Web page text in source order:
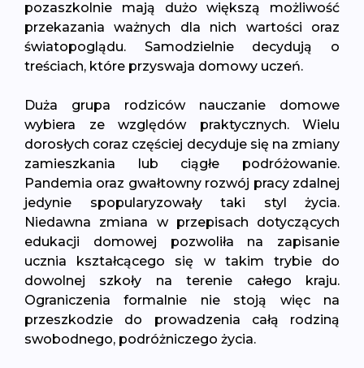
pozaszkolnie mają dużo większą możliwość
przekazania ważnych dla nich wartości oraz
światopoglądu. Samodzielnie decydują o
treściach, które przyswaja domowy uczeń.
Duża grupa rodziców nauczanie domowe
wybiera ze względów praktycznych. Wielu
dorosłych coraz częściej decyduje się na zmiany
zamieszkania lub ciągłe podróżowanie.
Pandemia oraz gwałtowny rozwój pracy zdalnej
jedynie spopularyzowały taki styl życia.
Niedawna zmiana w przepisach dotyczących
edukacji domowej pozwoliła na zapisanie
ucznia kształcącego się w takim trybie do
dowolnej szkoły na terenie całego kraju.
Ograniczenia formalnie nie stoją więc na
przeszkodzie do prowadzenia całą rodziną
swobodnego, podróżniczego życia.